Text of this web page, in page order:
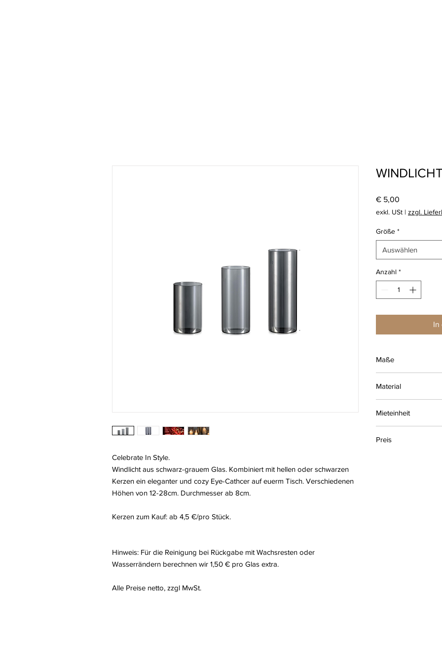
Celebrate In Style.
Windlicht aus schwarz-grauem Glas. Kombiniert mit hellen oder schwarzen
Kerzen ein eleganter und cozy Eye-Cathcer auf euerm Tisch. Verschiedenen
Höhen von 12-28cm. Durchmesser ab 8cm.
Kerzen zum Kauf: ab 4,5 €/pro Stück.
Hinweis: Für die Reinigung bei Rückgabe mit Wachsresten oder
Wasserrändern berechnen wir 1,50 € pro Glas extra.
Alle Preise netto, zzgl MwSt.
€ 5,00
exkl. USt | zzgl.
Größe *
Auswählen
Anzahl *
In
Maße
8x28, 9x12, 9x15,
Material
Mieteinheit
Preis